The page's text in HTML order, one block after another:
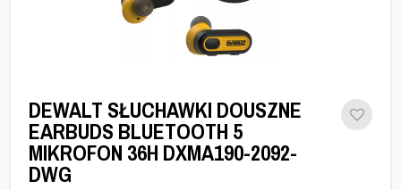
DEWALT SŁUCHAWKI DOUSZNE
EARBUDS BLUETOOTH 5
MIKROFON 36H DXMA190-2092-
DWG